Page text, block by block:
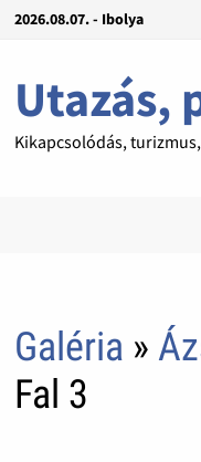
2026.08.07. - Ibolya
Utazás,
Kikapcsolódás,
Galéria »
Fal 3